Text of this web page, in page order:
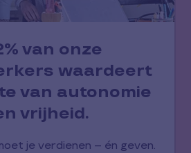
van onze
waardeert
van autonomie
vrijheid.
je verdienen – én geven.